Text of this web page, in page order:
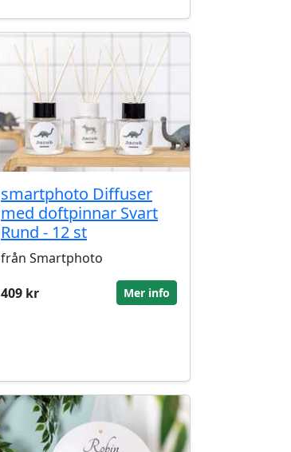
smartphoto Diffuser
med doftpinnar Svart
Rund - 12 st
från Smartphoto
409 kr
Mer info